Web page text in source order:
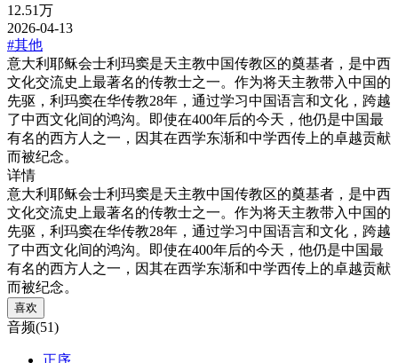
12.51万
2026-04-13
#其他
意大利耶稣会士利玛窦是天主教中国传教区的奠基者，是中西
文化交流史上最著名的传教士之一。作为将天主教带入中国的
先驱，利玛窦在华传教28年，通过学习中国语言和文化，跨越
了中西文化间的鸿沟。即使在400年后的今天，他仍是中国最
有名的西方人之一，因其在西学东渐和中学西传上的卓越贡献
而被纪念。
详情
意大利耶稣会士利玛窦是天主教中国传教区的奠基者，是中西
文化交流史上最著名的传教士之一。作为将天主教带入中国的
先驱，利玛窦在华传教28年，通过学习中国语言和文化，跨越
了中西文化间的鸿沟。即使在400年后的今天，他仍是中国最
有名的西方人之一，因其在西学东渐和中学西传上的卓越贡献
而被纪念。
喜欢
音频(51)
正序